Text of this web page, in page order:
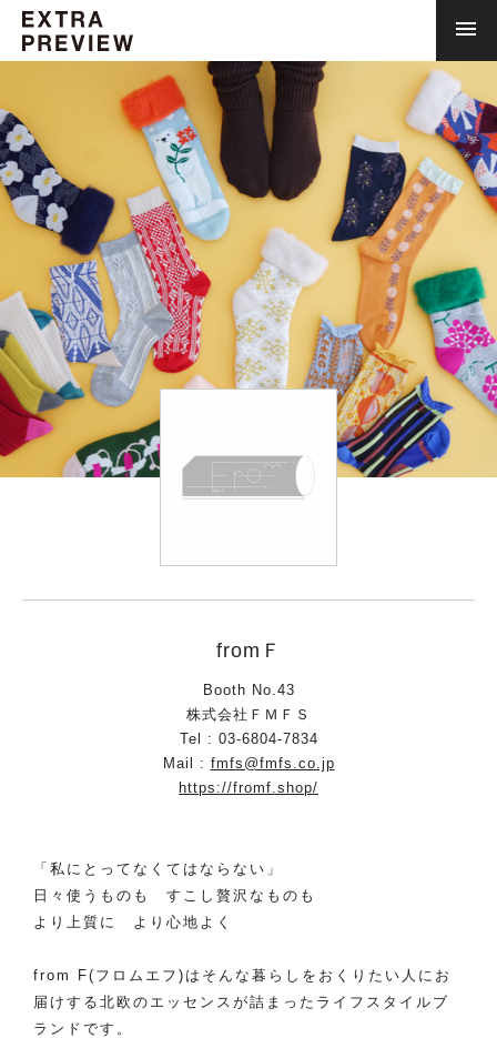
fromＦ
Booth No.43
株式会社ＦＭＦＳ
Tel : 03-6804-7834
Mail : fmfs@fmfs.co.jp
https://fromf.shop/
「私にとってなくてはならない」
日々使うものも すこし贅沢なものも
より上質に より心地よく
from F(フロムエフ)はそんな暮らしをおくりたい人にお
届けする北欧のエッセンスが詰まったライフスタイルブ
ランドです。